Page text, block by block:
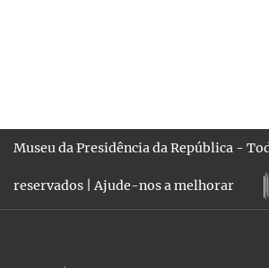
Museu da Presidência da República -
reservados |Ajude-nos a melhorar